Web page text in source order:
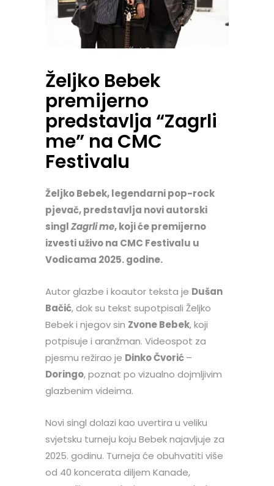
Željko Bebek
premijerno
predstavlja “Zagrli
me” na CMC
Festivalu
Željko Bebek, legendarni pop-rock
pjevač, predstavlja novi autorski
singlZagrli me, koji će premijerno
izvesti uživo na CMC Festivalu u
Vodicama 2025. godine.
Autor glazbe i koautor teksta je Dušan
Bačić, dok su tekst supotpisali Željko
Bebek i njegov sin Zvone Bebek, koji
potpisuje i aranžman. Videospot za
pjesmu režirao je Dinko Čvorić–
Doringo, poznat po vizualno dojmljivim
glazbenim videima.
Novi singl dolazi kao uvertira u veliku
svjetsku turneju koju Bebek najavljuje za
2025. godinu. Turneja će obuhvatiti više
od 40 koncerata diljem Kanade,